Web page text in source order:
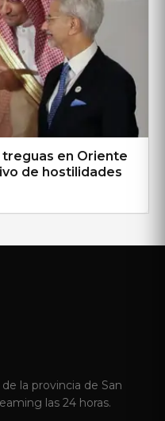
en Oriente
de hostilidades
la provincia de San
las 24 horas.